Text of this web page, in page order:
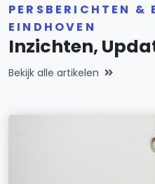
PERSBERICHTEN &
EINDHOVEN
Inzichten,
Bekijk alle artikelen